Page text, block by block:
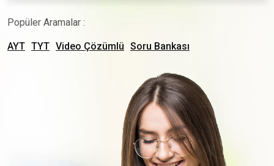
Popüler Aramalar :
AYT TYT Video Çözümlü Soru Bankası